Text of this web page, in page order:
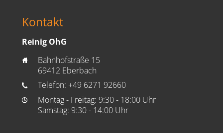
Kontakt
Reinig OhG
home
Bahnhofstraße 15
69412 Eberbach
phone Telefon: +49 6271 92660
time
Montag - Freitag: 9:30 - 18:00 Uhr
Samstag: 9:30 - 14:00 Uhr